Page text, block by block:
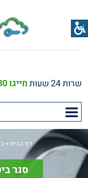
שרות 24 שעות חייגו 073-3742430
דף הבית >
סגר